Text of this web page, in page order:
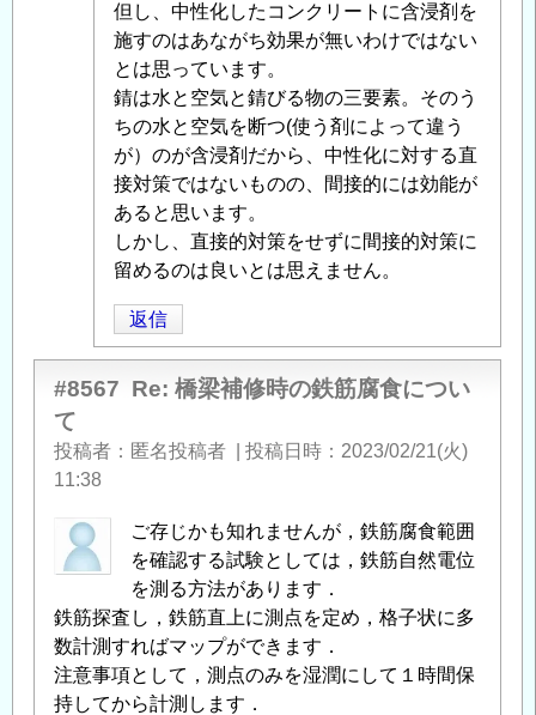
鉄
筋
腐
食
に
つ
い
て」
へ
の
返
信
但し、中性化したコンクリートに含浸剤を
施すのはあながち効果が無いわけではない
とは思っています。
錆は水と空気と錆びる物の三要素。そのう
ちの水と空気を断つ(使う剤によって違う
が）のが含浸剤だから、中性化に対する直
接対策ではないものの、間接的には効能が
あると思います。
しかし、直接的対策をせずに間接的対策に
留めるのは良いとは思えません。
返信
#8567 Re: 橋梁補修時の鉄筋腐食につい
て
投稿者 匿名投稿者 投稿日時
2023/02/21(火)
11:38
ご存じかも知れませんが，鉄筋腐食範囲
を確認する試験としては，鉄筋自然電位
を測る方法があります．
鉄筋探査し，鉄筋直上に測点を定め，格子状に多
数計測すればマップができます．
注意事項として，測点のみを湿潤にして１時間保
持してから計測します．